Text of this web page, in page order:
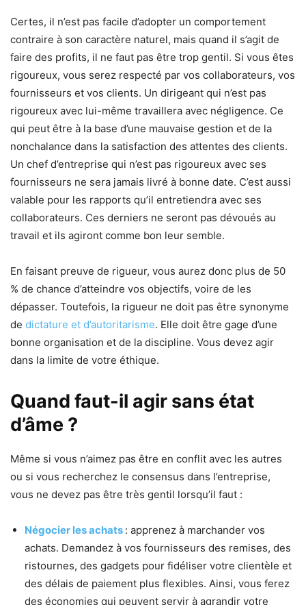
Certes, il n’est pas facile d’adopter un comportement
contraire à son caractère naturel, mais quand il s’agit de
faire des profits, il ne faut pas être trop gentil. Si vous êtes
rigoureux, vous serez respecté par vos collaborateurs, vos
fournisseurs et vos clients. Un dirigeant qui n’est pas
rigoureux avec lui-même travaillera avec négligence. Ce
qui peut être à la base d’une mauvaise gestion et de la
nonchalance dans la satisfaction des attentes des clients.
Un chef d’entreprise qui n’est pas rigoureux avec ses
fournisseurs ne sera jamais livré à bonne date. C’est aussi
valable pour les rapports qu’il entretiendra avec ses
collaborateurs. Ces derniers ne seront pas dévoués au
travail et ils agiront comme bon leur semble.
En faisant preuve de rigueur, vous aurez donc plus de 50
% de chance d’atteindre vos objectifs, voire de les
dépasser. Toutefois, la rigueur ne doit pas être synonyme
de dictature et d’autoritarisme. Elle doit être gage d’une
bonne organisation et de la discipline. Vous devez agir
dans la limite de votre éthique.
Quand faut-il agir sans état
d’âme ?
Même si vous n’aimez pas être en conflit avec les autres
ou si vous recherchez le consensus dans l’entreprise,
vous ne devez pas être très gentil lorsqu’il faut :
Négocier les achats : apprenez à marchander vos
achats. Demandez à vos fournisseurs des remises, des
ristournes, des gadgets pour fidéliser votre clientèle et
des délais de paiement plus flexibles. Ainsi, vous ferez
des économies qui peuvent servir à agrandir votre